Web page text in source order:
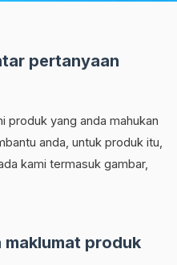
pertanyaan
produk yang anda mahukan
anda, untuk produk itu,
kami termasuk gambar,
maklumat produk